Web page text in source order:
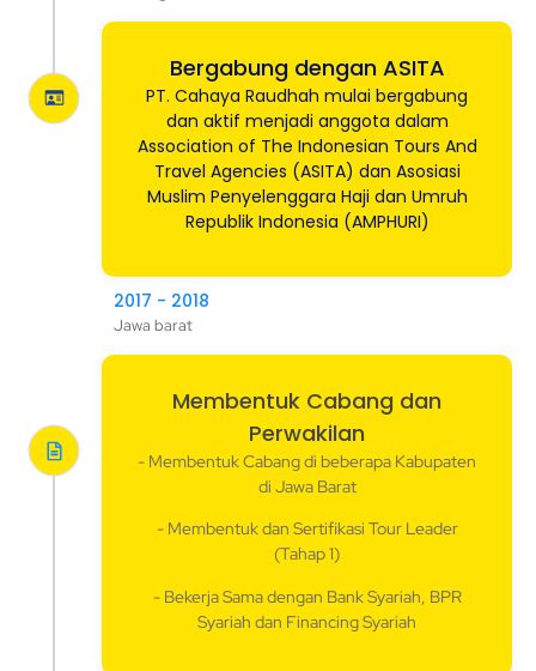
Bergabung dengan ASITA
PT. Cahaya Raudhah mulai bergabung
dan aktif menjadi anggota dalam
Association of The Indonesian Tours And
Travel Agencies (ASITA) dan Asosiasi
Muslim Penyelenggara Haji dan Umruh
Republik Indonesia (AMPHURI)
2017 - 2018
Jawa barat
Membentuk Cabang dan
Perwakilan
- Membentuk Cabang di beberapa Kabupaten
di Jawa Barat
- Membentuk dan Sertifikasi Tour Leader
(Tahap 1)
- Bekerja Sama dengan Bank Syariah, BPR
Syariah dan Financing Syariah